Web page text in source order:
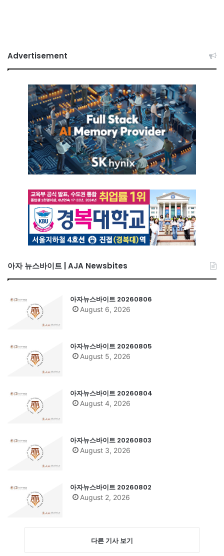
Advertisement
아자 뉴스바이트 | AJA Newsbites
아자뉴스바이트 20260806
August 6, 2026
아자뉴스바이트 20260805
August 5, 2026
아자뉴스바이트 20260804
August 4, 2026
아자뉴스바이트 20260803
August 3, 2026
아자뉴스바이트 20260802
August 2, 2026
다른 기사 보기